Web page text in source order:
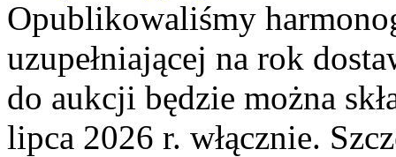
Opublikowaliśmy
uzupełniającej na rok
do aukcji będzie można
lipca 2026 r. włącznie.